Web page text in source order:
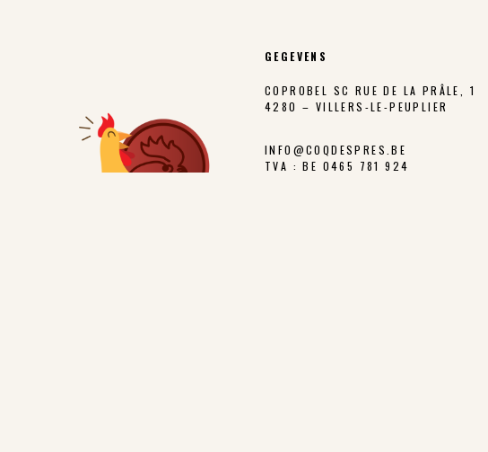
GEGEVENS
COPROBEL SC RUE DE LA PRÂLE, 1
4280 – VILLERS-LE-PEUPLIER
INFO@COQDESPRES.BE
TVA : BE 0465 781 924